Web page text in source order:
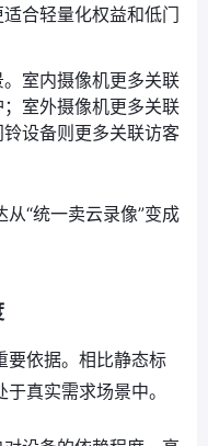
合轻量化权益和低门
室内摄像机更多关联
室外摄像机更多关联
设备则更多关联访客
“统一卖云录像”变成
要依据。相比静态标
真实需求场景中。